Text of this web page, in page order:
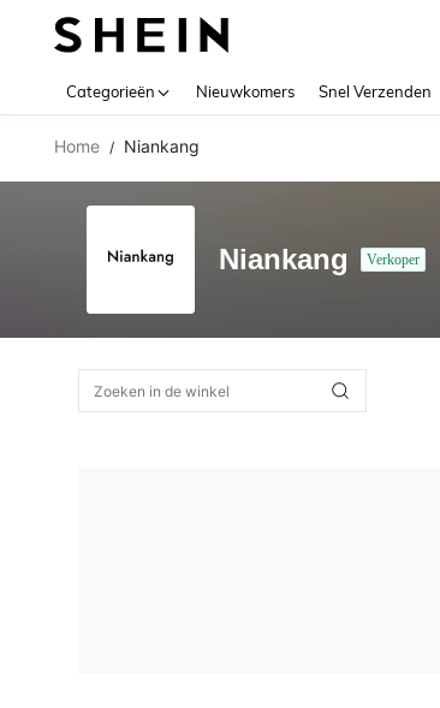
Categorieën Nieuwkomers Snel Verzenden
Home / Niankang
Niankang Verkoper